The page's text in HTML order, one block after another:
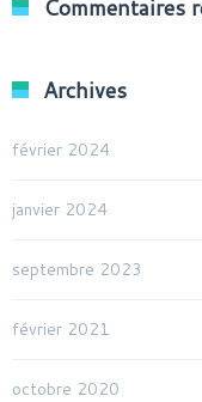
Commentaires
Archives
février 2024
janvier 2024
septembre 2023
février 2021
octobre 2020